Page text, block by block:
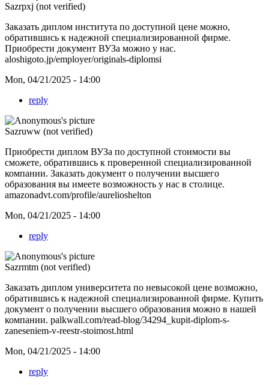
Sazrpxj (not verified)
Заказать диплом института по доступной цене можно,
обратившись к надежной специализированной фирме.
Приобрести документ ВУЗа можно у нас.
aloshigoto.jp/employer/originals-diplomsi
Mon, 04/21/2025 - 14:00
reply
Sazruww (not verified)
Приобрести диплом ВУЗа по доступной стоимости вы
сможете, обратившись к проверенной специализированной
компании. Заказать документ о получении высшего
образования вы имеете возможность у нас в столице.
amazonadvt.com/profile/aurelioshelton
Mon, 04/21/2025 - 14:00
reply
Sazrmtm (not verified)
Заказать диплом университета по невысокой цене возможно,
обратившись к надежной специализированной фирме. Купить
документ о получении высшего образования можно в нашей
компании. palkwall.com/read-blog/34294_kupit-diplom-s-
zaneseniem-v-reestr-stoimost.html
Mon, 04/21/2025 - 14:00
reply